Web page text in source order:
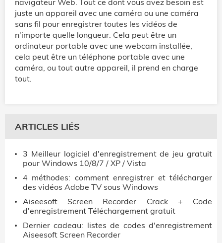
juste un appareil avec une caméra ou une caméra
sans fil pour enregistrer toutes les vidéos de
n'importe quelle longueur. Cela peut être un
ordinateur portable avec une webcam installée,
cela peut être un téléphone portable avec une
caméra, ou tout autre appareil, il prend en charge
tout.
ARTICLES LIÉS
3 Meilleur logiciel d'enregistrement de jeu gratuit
pour Windows 10/8/7 / XP / Vista
4 méthodes: comment enregistrer et télécharger
des vidéos Adobe TV sous Windows
Aiseesoft Screen Recorder Crack + Code
d'enregistrement Téléchargement gratuit
Dernier cadeau: listes de codes d'enregistrement
Aiseesoft Screen Recorder